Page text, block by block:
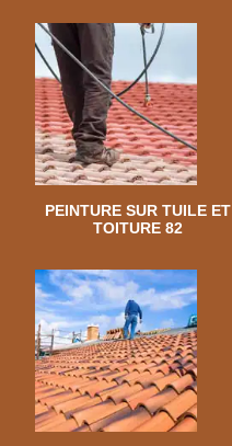
PEINTURE SUR TUILE ET
TOITURE 82